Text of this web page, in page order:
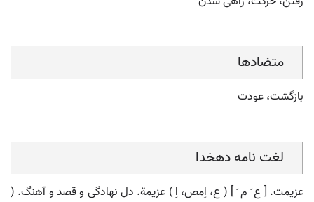
متضادها
بازگشت، عودت
لغت نامه دهخدا
عزیمت. [ ع َ م َ ] ( ع، اِمص، اِ ) عزیمة. دل نهادگی و قصد و آهنگ. (